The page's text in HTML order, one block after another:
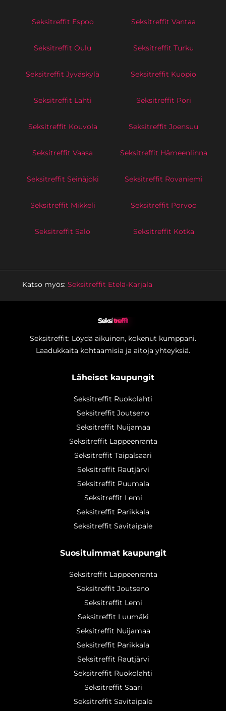
Seksitreffit Espoo Seksitreffit Vantaa
Seksitreffit Oulu Seksitreffit Turku
Seksitreffit Jyväskylä Seksitreffit Kuopio
Seksitreffit Lahti Seksitreffit Pori
Seksitreffit Kouvola Seksitreffit Joensuu
Seksitreffit Vaasa Seksitreffit Hämeenlinna
Seksitreffit Seinäjoki Seksitreffit Rovaniemi
Seksitreffit Mikkeli Seksitreffit Porvoo
Seksitreffit Salo Seksitreffit Kotka
Katso myös: Seksitreffit Etelä-Karjala
Seksitreffit
Seksitreffit: Löydä aikuinen, kokenut kumppani.
Laadukkaita kohtaamisia ja aitoja yhteyksiä.
Läheiset kaupungit
Seksitreffit Ruokolahti
Seksitreffit Joutseno
Seksitreffit Nuijamaa
Seksitreffit Lappeenranta
Seksitreffit Taipalsaari
Seksitreffit Rautjärvi
Seksitreffit Puumala
Seksitreffit Lemi
Seksitreffit Parikkala
Seksitreffit Savitaipale
Suosituimmat kaupungit
Seksitreffit Lappeenranta
Seksitreffit Joutseno
Seksitreffit Lemi
Seksitreffit Luumäki
Seksitreffit Nuijamaa
Seksitreffit Parikkala
Seksitreffit Rautjärvi
Seksitreffit Ruokolahti
Seksitreffit Saari
Seksitreffit Savitaipale